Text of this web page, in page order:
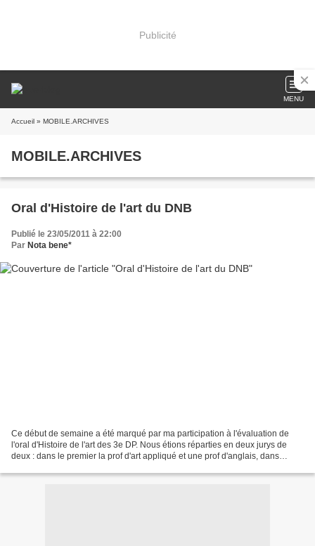
Publicité
MENU
Accueil » MOBILE.ARCHIVES
MOBILE.ARCHIVES
Oral d'Histoire de l'art du DNB
Publié le 23/05/2011 à 22:00
Par Nota bene*
Ce début de semaine a été marqué par ma participation à l'évaluation de
l'oral d'Histoire de l'art des 3e DP. Nous étions réparties en deux jurys de
deux : dans le premier la prof d'art appliqué et une prof d'anglais, dans